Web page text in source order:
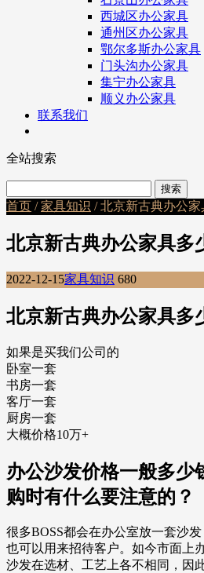
西城区办公家具
通州区办公家具
鄂尔多斯办公家具
门头沟办公家具
集宁办公家具
顺义办公家具
联系我们
全站搜索
首页 /家具知识 / 北京新古典办公
北京新古典办公家具多
2022-12-15家具知识 680
北京新古典办公家具多
如果是买我们公司的
卧室一套
书房一套
客厅一套
厨房一套
大概价格10万+
办公沙发价格一般多少
购时有什么要注意的？
很多BOSS都会在办公室放一套沙
也可以用来招待客户。如今市面上
沙发在选材、工艺上各不相同，因